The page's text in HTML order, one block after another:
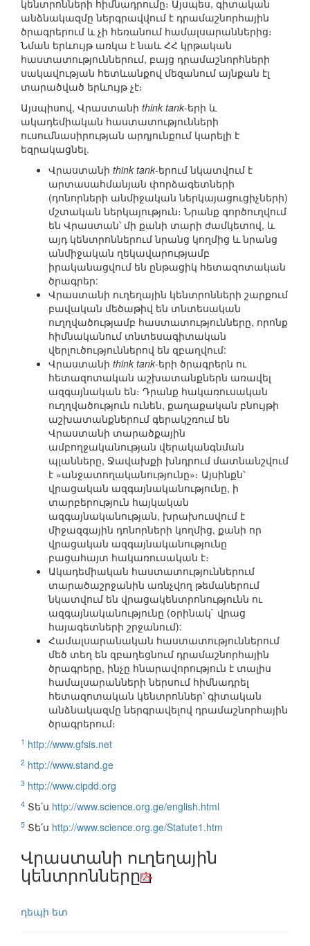
կենտրոնների հիմնադրումը։ Այսպես, գիտական
անձնակազմը ներգրավվում է դրամաշնորհային
ծրագրերում և չի հեռանում համալսարաններից։
Նման երևույթ առկա է նաև ՀՀ կրթական
հաստատություններում, բայց դրամաշնորհների
սակավության հետևանքով մեզանում այնքան էլ
տարածված երևույթ չէ։
Այսպիսով, Վրաստանի think tank-երի և
ակադեմիական հաստատությունների
ուսումնասիրության արդյունքում կարելի է
եզրակացնել.
Վրաստանի think tank-երում նկատվում է
արտասահմանյան փորձագետների
(դոնորների անմիջական ներկայացուցիչների)
մշտական ներկայություն։ Նրանք գործուղվում
են Վրաստան՝ մի քանի տարի ժամկետով, և
այդ կենտրոններում նրանց կողմից և նրանց
անմիջական ղեկավարությամբ
իրականացվում են ընթացիկ հետազոտական
ծրագրեր:
Վրաստանի ուղեղային կենտրոնների շարքում
բավական մեծաթիվ են տնտեսական
ուղղվածությամբ հաստատությունները, որոնք
հիմնականում տնտեսագիտական
վերլուծություններով են զբաղվում:
Վրաստանի think tank-երի ծրագրերն ու
հետազոտական աշխատանքներն առավել
ազգայնական են։ Դրանք հակառուսական
ուղղվածություն ունեն, քաղաքական բնույթի
աշխատանքներում գերակշռում են
Վրաստանի տարածքային
ամբողջականության վերականգնման
պլանները, Ջավախքի խնդրում մատնանշվում
է «անջատողականությունը»։ Այսինքն՝
վրացական ազգայնականությունը, ի
տարբերություն հայկական
ազգայնականության, խրախուսվում է
միջազգային դոնորների կողմից, քանի որ
վրացական ազգայնականությունը
բացահայտ հակառուսական է։
Ակադեմիական հաստատություններում
տարածաշրջանին առնչվող թեմաներում
նկատվում են վրացակենտրոնությունն ու
ազգայնականությունը (օրինակ` վրաց
հայագետների շրջանում):
Համալսարանական հաստատություններում
մեծ տեղ են զբաղեցնում դրամաշնորհային
ծրագրերը, ինչը հնարավորություն է տալիս
համալսարանների ներսում հիմնադրել
հետազոտական կենտրոններ՝ գիտական
անձնակազմը ներգրավելով դրամաշնորհային
ծրագրերում։
1 http://www.gfsis.net
2 http://www.stand.ge
3 http://www.cipdd.org
4 Տե՛ս http://www.science.org.ge/english.html
5 Տե՛ս http://www.science.org.ge/Statute1.htm
Վրաստանի ուղեղային
կենտրոնները
դեպի ետ